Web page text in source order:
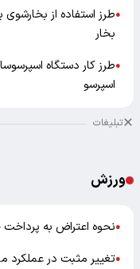
●طرز استفاده از
بخار
●طرز کار دستگاه
اسپرسو
تبلیغات
ورزش
●نحوه اعتراض به پرداخت
●